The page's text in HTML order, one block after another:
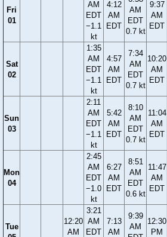
Fri
01
AM
EDT
−1.1
kt
4:12
AM
EDT
AM
EDT
0.7 kt
9:37
AM
EDT
Sat
02
1:35
AM
EDT
−1.1
kt
4:57
AM
EDT
7:34
AM
EDT
0.7 kt
10:20
AM
EDT
Sun
03
2:11
AM
EDT
−1.1
kt
5:42
AM
EDT
8:10
AM
EDT
0.7 kt
11:04
AM
EDT
Mon
04
2:45
AM
EDT
−1.0
kt
6:27
AM
EDT
8:51
AM
EDT
0.6 kt
11:47
AM
EDT
Tue
12:20
AM
3:21
AM
EDT
7:13
AM
9:39
AM
12:30
PM